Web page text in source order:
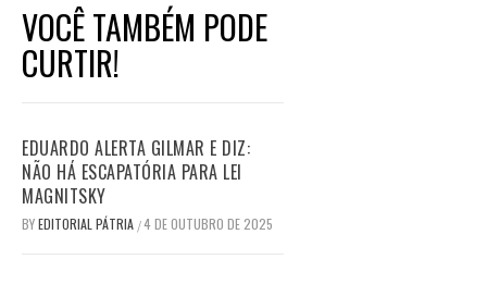
VOCÊ TAMBÉM PODE
CURTIR!
EDUARDO ALERTA GILMAR E DIZ:
NÃO HÁ ESCAPATÓRIA PARA LEI
MAGNITSKY
BYEDITORIAL PÁTRIA /4 DE OUTUBRO DE 2025